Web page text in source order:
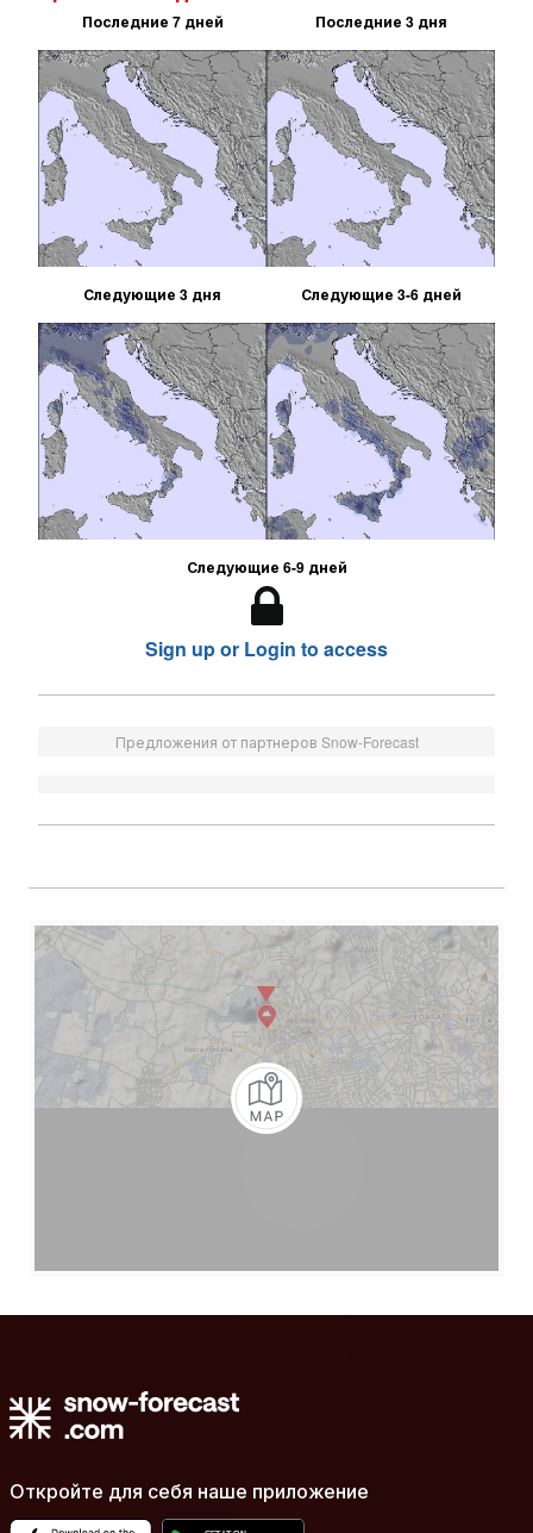
Последние 7 дней Последние 3 дня
Следующие 3 дня Следующие 3-6 дней
Следующие 6-9 дней
Sign up or Login to access
Предложения от партнеров Snow-Forecast
Откройте для себя наше приложение